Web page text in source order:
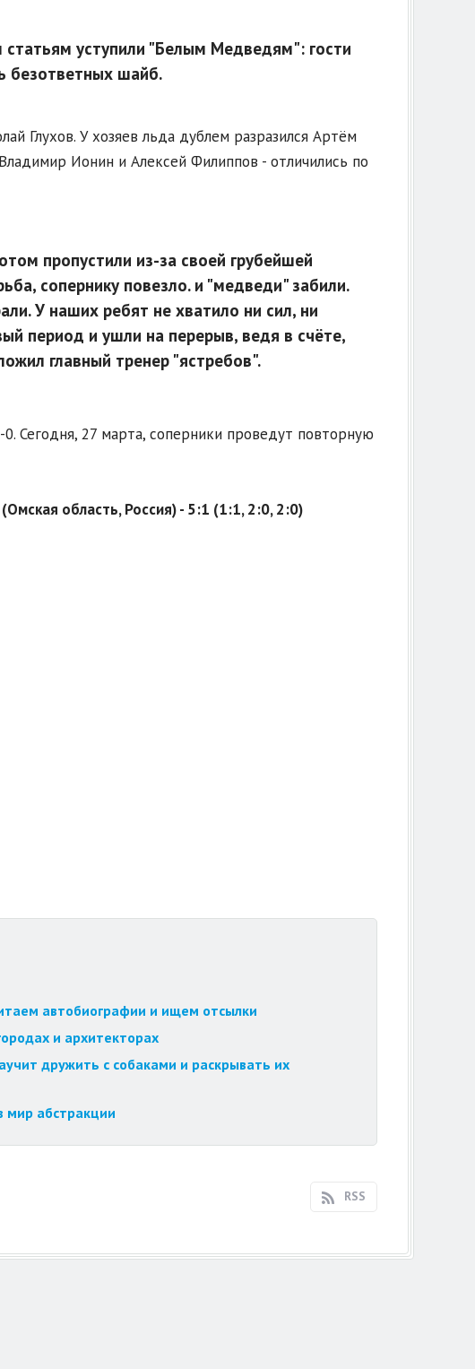
уступили "Белым Медведям": гости
безответных шайб.
Глухов. У хозяев льда дублем разразился Артём
Ионин и Алексей Филиппов - отличились по
пропустили из-за своей грубейшей
сопернику повезло. и "медведи" забили.
У наших ребят не хватило ни сил, ни
период и ушли на перерыв, ведя в счёте,
главный тренер "ястребов".
Сегодня, 27 марта, соперники проведут повторную
область, Россия) - 5:1 (1:1, 2:0, 2:0)
автобиографии и ищем отсылки
и архитекторах
дружить с собаками и раскрывать их
мир абстракции
RSS